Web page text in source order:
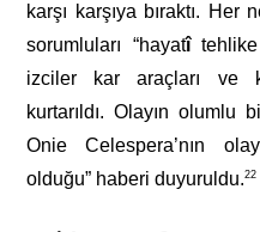
karşı karşıya bıraktı.
sorumluları “hayatî
izciler kar araçları ve
kurtarıldı. Olayın
Onie Celespera’nın
olduğu” haberi duyuruldu.22